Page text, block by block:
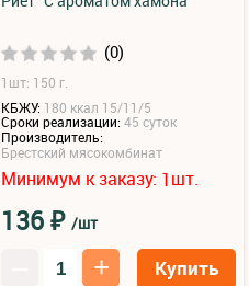
(0)
1шт: 150 г.
КБЖУ: 180 ккал 15/11/5
Сроки реализации:45 суток
Производитель:
Брестский мясокомбинат
Минимум к заказу: 1шт.
136₽ /шт
+ Купить